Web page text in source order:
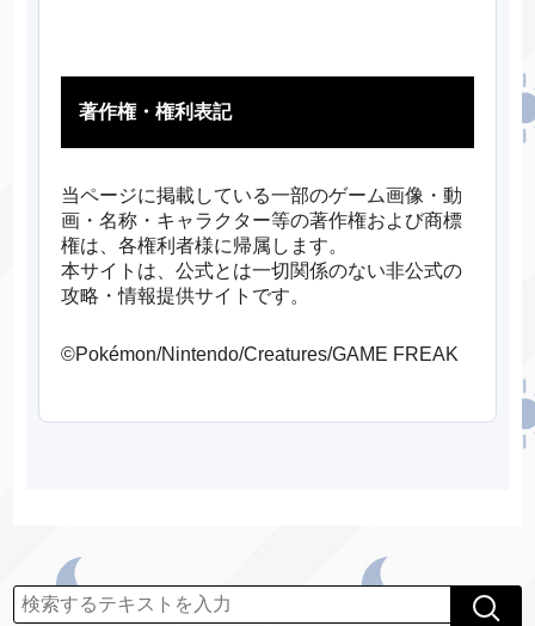
著作権・権利表記
当ページに掲載している一部のゲーム画像・動
画・名称・キャラクター等の著作権および商標
権は、各権利者様に帰属します。
本サイトは、公式とは一切関係のない非公式の
攻略・情報提供サイトです。
©Pokémon/Nintendo/Creatures/GAME FREAK